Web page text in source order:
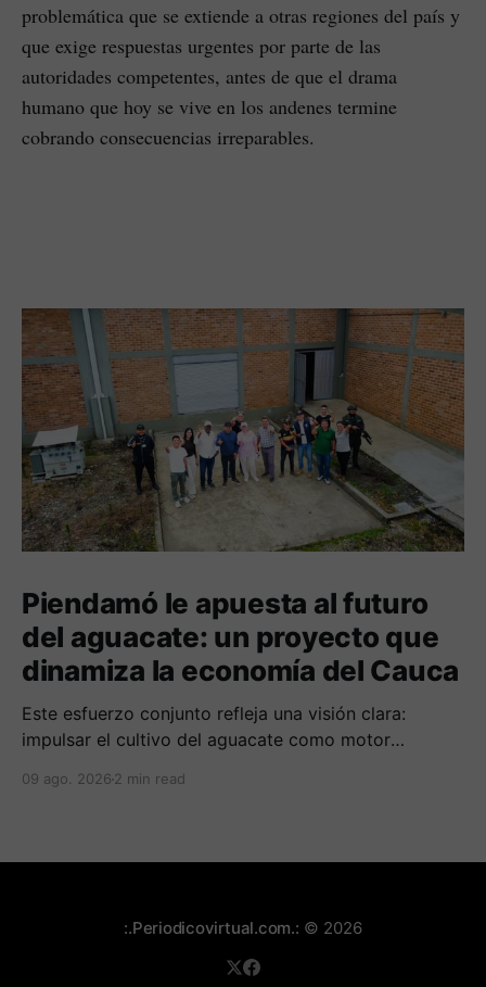
problemática que se extiende a otras regiones del país y
que exige respuestas urgentes por parte de las
autoridades competentes, antes de que el drama
humano que hoy se vive en los andenes termine
cobrando consecuencias irreparables.
Piendamó le apuesta al futuro
del aguacate: un proyecto que
dinamiza la economía del Cauca
Este esfuerzo conjunto refleja una visión clara:
impulsar el cultivo del aguacate como motor
campesinas de la región.
09 ago. 2026 2 min read
:.Periodicovirtual.com.: © 2026